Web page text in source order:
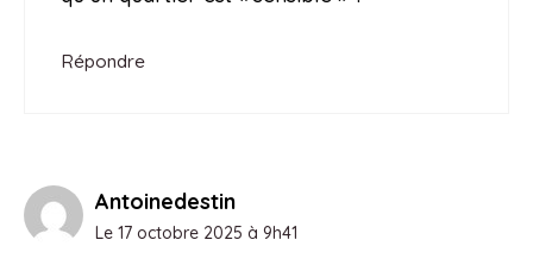
Répondre
Antoinedestin
Le 17 octobre 2025 à 9h41